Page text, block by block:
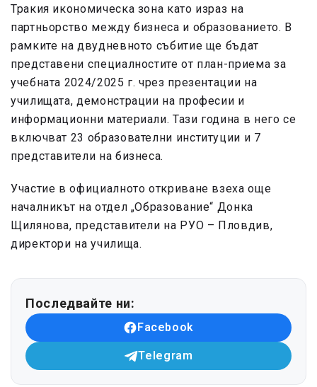
Тракия икономическа зона като израз на
партньорство между бизнеса и образованието. В
рамките на двудневното събитие ще бъдат
представени специалностите от план-приема за
учебната 2024/2025 г. чрез презентации на
училищата, демонстрации на професии и
информационни материали. Тази година в него се
включват 23 образователни институции и 7
представители на бизнеса.
Участие в официалното откриване взеха още
началникът на отдел „Образование“ Донка
Щилянова, представители на РУО – Пловдив,
директори на училища.
Последвайте ни:
Facebook
Telegram